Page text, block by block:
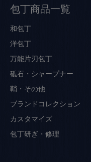
包丁商品一覧
和包丁
洋包丁
万能片刃包丁
砥石・シャープナー
鞘・その他
ブランドコレクション
カスタマイズ
包丁研ぎ・修理